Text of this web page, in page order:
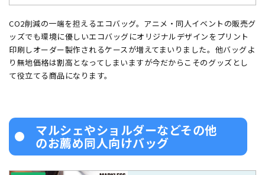
CO2削減の一端を担えるエコバッグ。アニメ・同人イベントの販売グ
ッズでも環境に優しいエコバッグにオリジナルデザインをプリント
印刷しオーダー製作されるケースが増えてまいりました。他バッグよ
り無地価格は割高となってしまいますが今だからこそのグッズとし
て役立てる商品になります。
マルシェやショルダーなどその他
のお薦め同人向けバッグ